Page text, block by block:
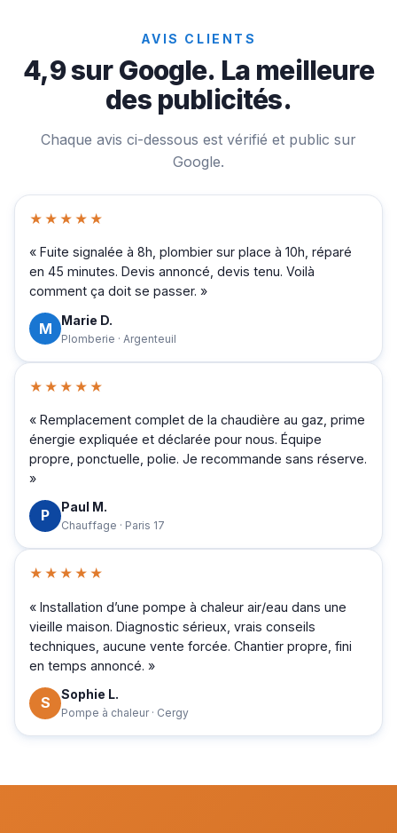
AVIS CLIENTS
4,9 sur Google. La meilleure
des publicités.
Chaque avis ci-dessous est vérifié et public sur
Google.
★★★★★
« Fuite signalée à 8h, plombier sur place à 10h, réparé
en 45 minutes. Devis annoncé, devis tenu. Voilà
comment ça doit se passer. »
M Marie D.
Plomberie · Argenteuil
★★★★★
« Remplacement complet de la chaudière au gaz, prime
énergie expliquée et déclarée pour nous. Équipe
propre, ponctuelle, polie. Je recommande sans réserve.
»
P Paul M.
Chauffage · Paris 17
★★★★★
« Installation d’une pompe à chaleur air/eau dans une
vieille maison. Diagnostic sérieux, vrais conseils
techniques, aucune vente forcée. Chantier propre, fini
en temps annoncé. »
S Sophie L.
Pompe à chaleur · Cergy